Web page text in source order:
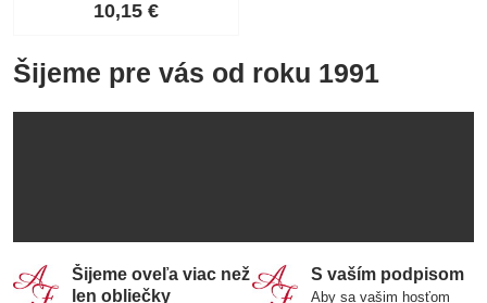
10,15 €
Šijeme pre vás od roku 1991
Šijeme oveľa viac než
len obliečky
S vaším podpisom
Aby sa vašim hosťom